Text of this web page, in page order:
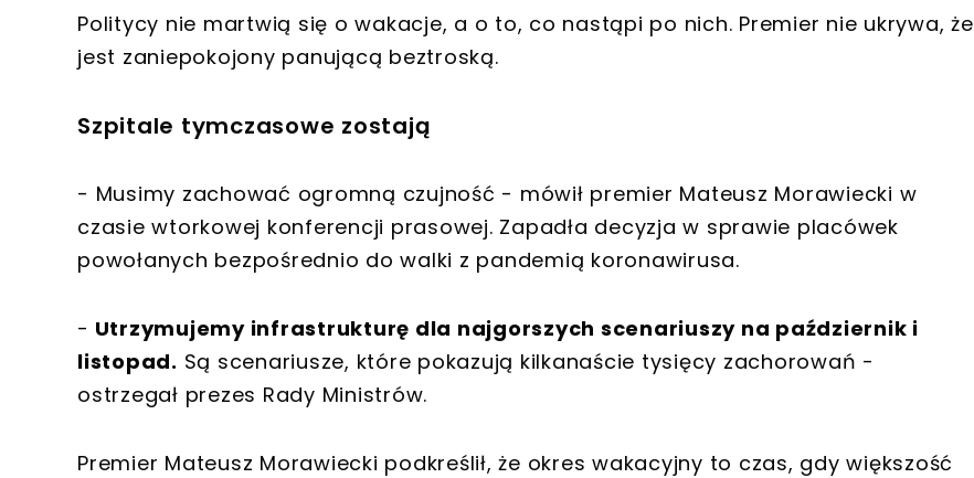
Politycy nie martwią się o wakacje, a o to, co nastąpi po nich. Premier nie ukrywa, że
jest zaniepokojony panującą beztroską.
Szpitale tymczasowe zostają
- Musimy zachować ogromną czujność - mówił premier Mateusz Morawiecki w
czasie wtorkowej konferencji prasowej. Zapadła decyzja w sprawie placówek
powołanych bezpośrednio do walki z pandemią koronawirusa.
- Utrzymujemy infrastrukturę dla najgorszych scenariuszy na październik i
listopad. Są scenariusze, które pokazują kilkanaście tysięcy zachorowań -
ostrzegał prezes Rady Ministrów.
Premier Mateusz Morawiecki podkreślił, że okres wakacyjny to czas, gdy większość